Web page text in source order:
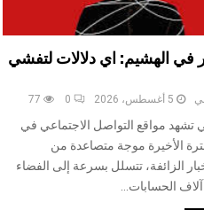
في الهشيم: اي دلالات لتفشي
5 أغسطس، 2026 0
77
تشهد مواقع التواصل الاجتماعي في
الأخيرة موجة متصاعدة من
الزائفة، تتسلل بسرعة إلى الفضاء
آلاف الحسابات...